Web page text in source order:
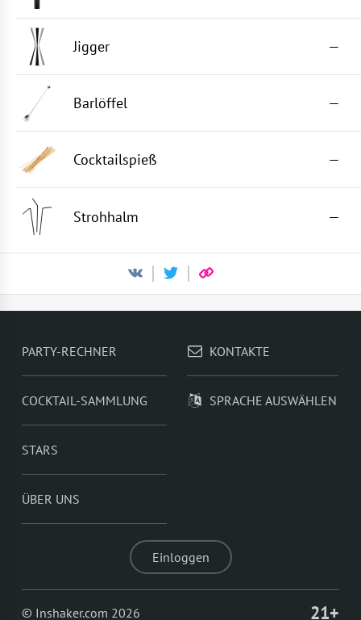
Jigger —
Barlöffel —
Cocktailspieß —
Strohhalm —
PARTY-RECHNER
COCKTAIL-SAMMLUNG
STARS
ÜBER UNS
KONTAKTE
SPRACHE AUSWÄHLEN
Einloggen
© Inshaker.com 2026 21+